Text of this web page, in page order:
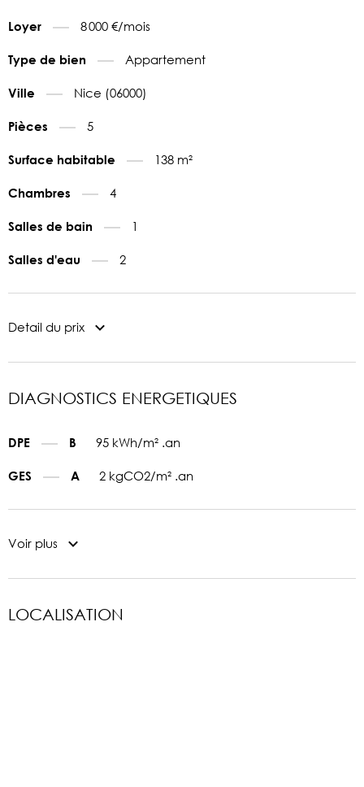
Loyer 8 000 €/mois
Type de bien Appartement
Ville Nice (06000)
Pièces 5
Surface habitable 138 m²
Chambres 4
Salles de bain 1
Salles d'eau 2
Detail du prix
DIAGNOSTICS ENERGETIQUES
DPE B 95 kWh/m² .an
GES A 2 kgCO2/m² .an
Voir plus
LOCALISATION